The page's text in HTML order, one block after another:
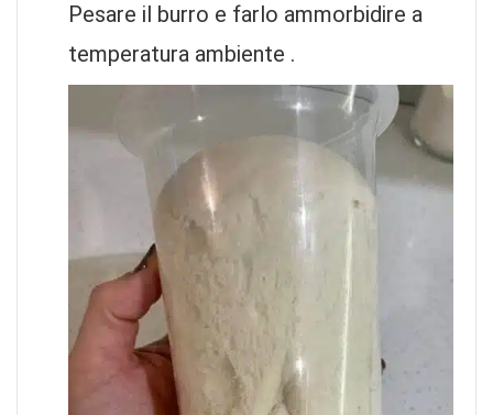
Pesare il burro e farlo ammorbidire a
temperatura ambiente .